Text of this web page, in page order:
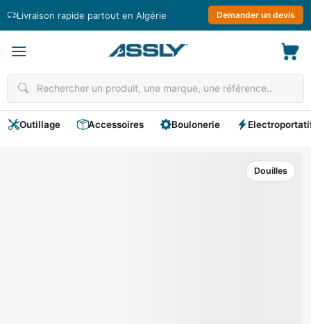
Livraison rapide partout en Algérie Demander un devis
Outillage Accessoires Boulonerie
Douilles